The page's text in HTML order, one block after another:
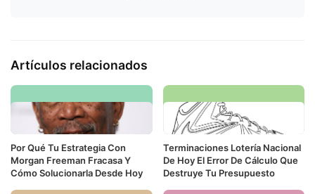
Artículos relacionados
Por Qué Tu Estrategia Con
Morgan Freeman Fracasa Y
Cómo Solucionarla Desde Hoy
Terminaciones Lotería Nacional
De Hoy El Error De Cálculo Que
Destruye Tu Presupuesto